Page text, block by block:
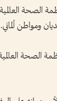
الصحة
ومواطن ⁠ألماني.
الصحة